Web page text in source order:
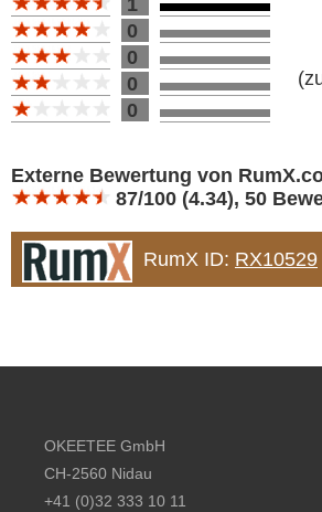
1
0
0
0
0
(
Bewertung 10
Externe Bewertung von
87/100 (4.34), 50
RumX ID: RX10529
OKEETEE GmbH
CH-2560 Nidau
+41 (0)32 333 10 11